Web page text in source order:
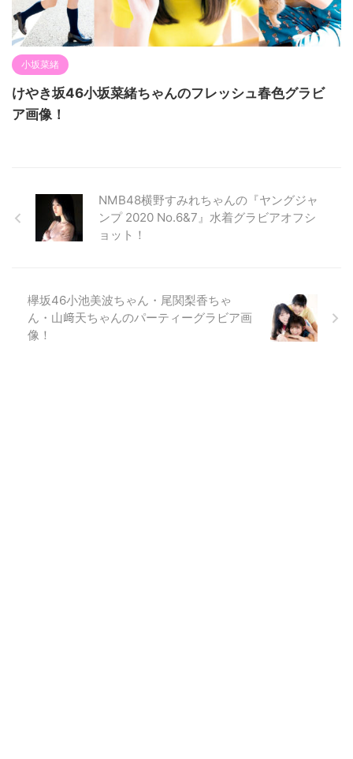
小坂菜緒
けやき坂46小坂菜緒ちゃんのフレッシュ春色グラビ
ア画像！
NMB48横野すみれちゃんの『ヤングジャ
ンプ 2020 No.6&7』水着グラビアオフシ
ョット！
欅坂46小池美波ちゃん・尾関梨香ちゃ
ん・山﨑天ちゃんのパーティーグラビア画
像！